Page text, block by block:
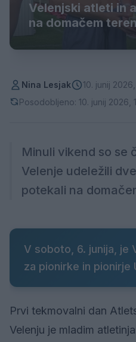
Velenjski atleti in
na domačem
Nina Lesjak
10. junij 2026,
Posodobljeno: 10. junij 2026,
Minuli vikend so se
Velenje udeležili
potekali na
V soboto, 6. junija, je
za pionirke in pionirje
Prvi tekmovalni dan
Velenju je mladim